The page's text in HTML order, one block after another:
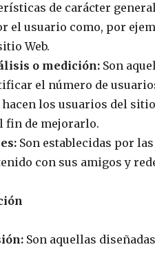
de carácter
el usuario como, por
Web.
o medición: Son
el número de
los usuarios del sitio
fin de mejorarlo.
Son establecidas por
con sus amigos y
Son aquellas